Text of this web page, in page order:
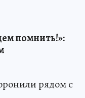
помнить!»:
рядом с